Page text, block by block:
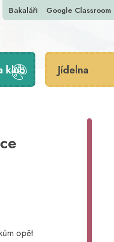
Bakaláři Google Classroom
klub Jídelna
opět